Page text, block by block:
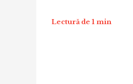
Lectură de 1 min